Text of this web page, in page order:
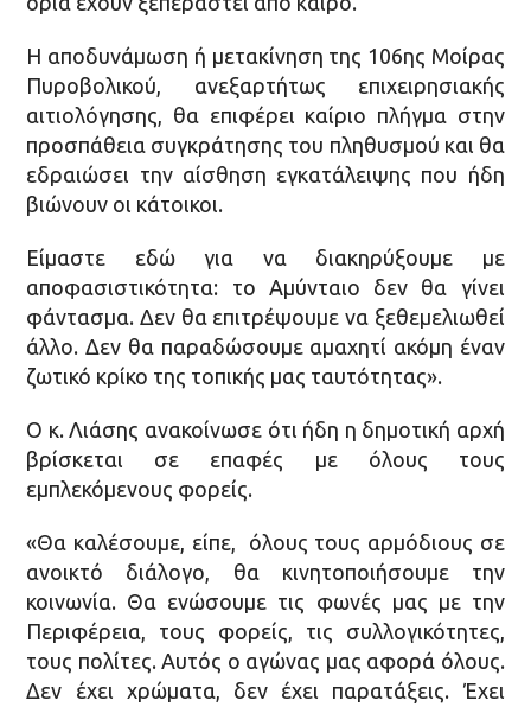
Η αποδυνάμωση ή μετακίνηση της 106ης Μοίρας
Πυροβολικού, ανεξαρτήτως επιχειρησιακής
αιτιολόγησης, θα επιφέρει καίριο πλήγμα στην
προσπάθεια συγκράτησης του πληθυσμού και θα
εδραιώσει την αίσθηση εγκατάλειψης που ήδη
βιώνουν οι κάτοικοι.
Είμαστε εδώ για να διακηρύξουμε με
αποφασιστικότητα: το Αμύνταιο δεν θα γίνει
φάντασμα. Δεν θα επιτρέψουμε να ξεθεμελιωθεί
άλλο. Δεν θα παραδώσουμε αμαχητί ακόμη έναν
ζωτικό κρίκο της τοπικής μας ταυτότητας».
Ο κ. Λιάσης ανακοίνωσε ότι ήδη η δημοτική αρχή
βρίσκεται σε επαφές με όλους τους
εμπλεκόμενους φορείς.
«Θα καλέσουμε, είπε, όλους τους αρμόδιους σε
ανοικτό διάλογο, θα κινητοποιήσουμε την
κοινωνία. Θα ενώσουμε τις φωνές μας με την
Περιφέρεια, τους φορείς, τις συλλογικότητες,
τους πολίτες. Αυτός ο αγώνας μας αφορά όλους.
Δεν έχει χρώματα, δεν έχει παρατάξεις. Έχει